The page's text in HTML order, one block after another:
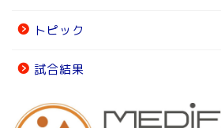
トピック
試合結果